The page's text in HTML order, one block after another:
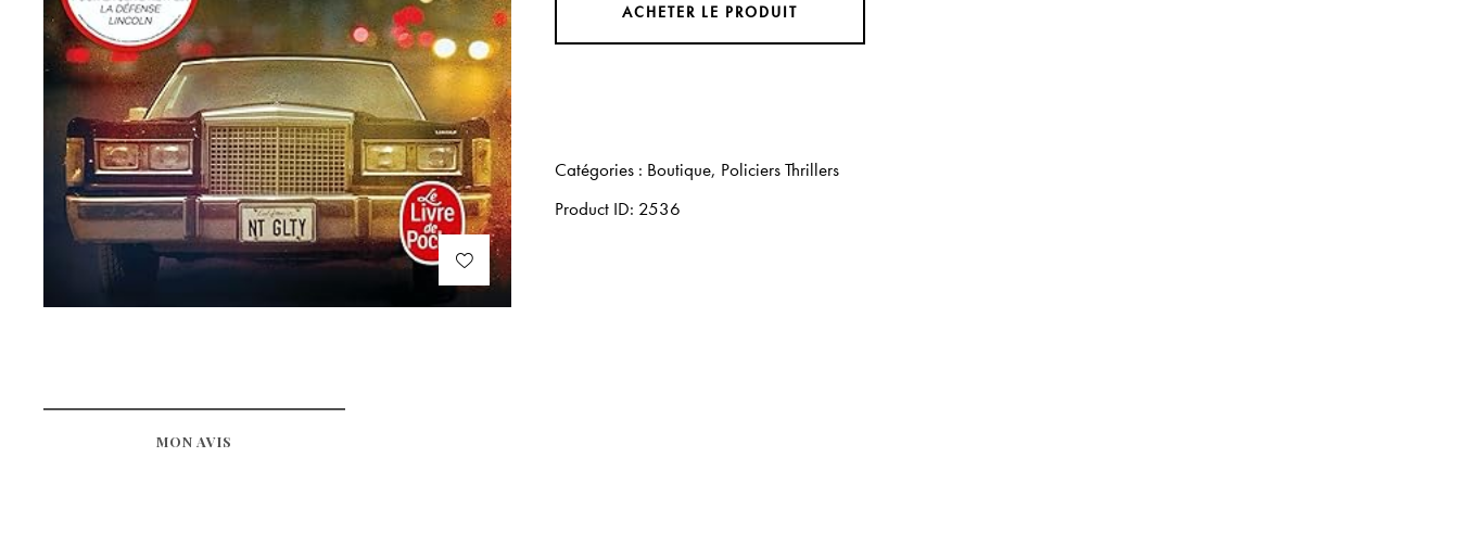
ACHETER LE PRODUIT
Catégories : Boutique, Policiers Thrillers
Product ID: 2536
MON AVIS